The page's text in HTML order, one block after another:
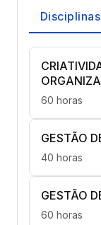
60 horas
GESTÃO
40 horas
GESTÃO
60 horas